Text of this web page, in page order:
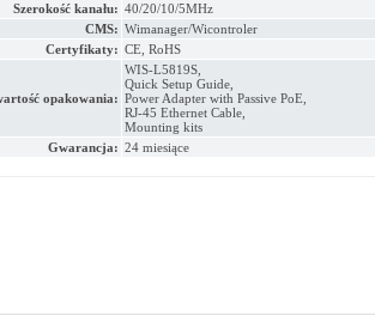
Szerokość kanału: 40/20/10/5MHz
CMS: Wimanager/Wicontroler
Certyfikaty: CE, RoHS
opakowania:
WIS-L5819S,
Quick Setup Guide,
Power Adapter with Passive PoE,
RJ-45 Ethernet Cable,
Mounting kits
Gwarancja: 24 miesiące